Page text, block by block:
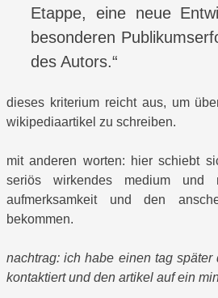
Etappe, eine neue
besonderen
des Autors.“
dieses kriterium reicht aus, um
wikipediaartikel zu schreiben.
mit anderen worten: hier schiebt
seriös wirkendes medium
aufmerksamkeit und den
bekommen.
nachtrag: ich habe einen tag
kontaktiert und den artikel auf ein